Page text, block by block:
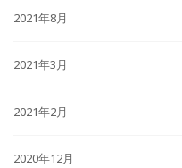
2021年8月
2021年3月
2021年2月
2020年12月